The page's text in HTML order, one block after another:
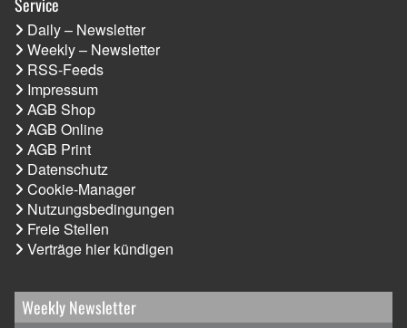
Daily – Newsletter
Weekly – Newsletter
RSS-Feeds
Impressum
AGB Shop
AGB Online
AGB Print
Datenschutz
Cookie-Manager
Nutzungsbedingungen
Freie Stellen
Verträge hier kündigen
Weekly Newsletter